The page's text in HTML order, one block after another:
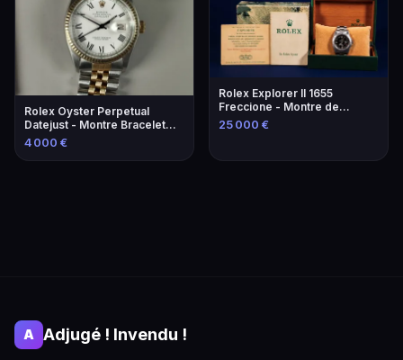
Rolex Oyster Perpetual
Datejust - Montre Bracelet
Luxe
4 000 €
Rolex Explorer II 1655
Freccione - Montre de
collection rare
25 000 €
A Adjugé ! Invendu !